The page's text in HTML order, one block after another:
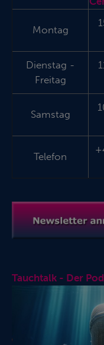
Montag
Dienstag -
Freitag
Samstag
Telefon
Tauchtalk - Der